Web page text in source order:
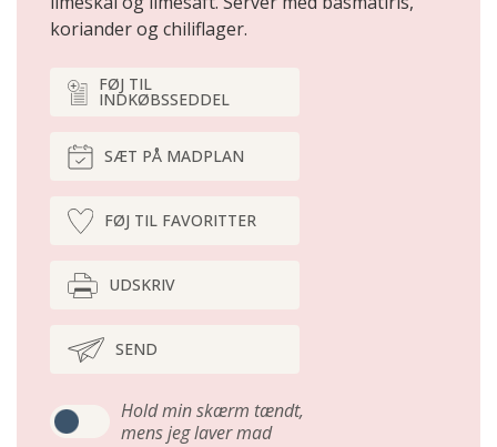
koriander og chiliflager.
FØJ TIL
INDKØBSSEDDEL
SÆT PÅ MADPLAN
FØJ TIL FAVORITTER
UDSKRIV
SEND
Hold min skærm tændt,
mens jeg laver mad